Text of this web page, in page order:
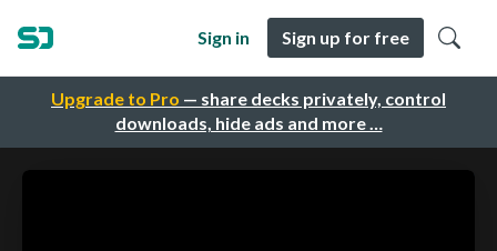
Upgrade to Pro — share decks privately, control
downloads, hide ads and more …
Sign in Sign up for free